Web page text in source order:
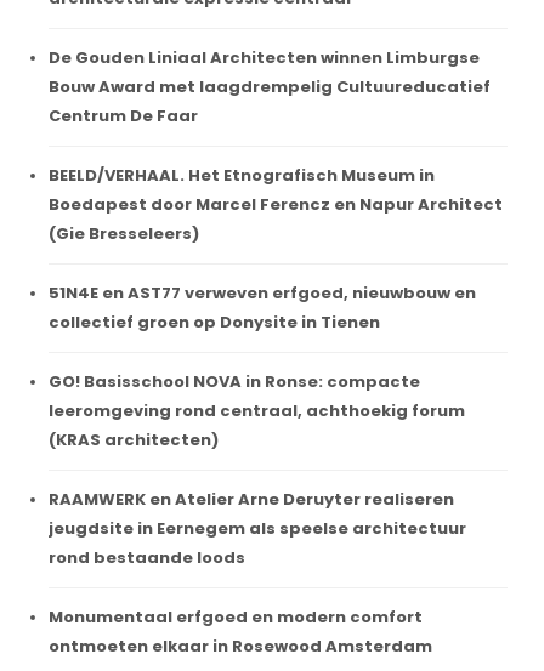
De Gouden Liniaal Architecten winnen Limburgse
Bouw Award met laagdrempelig Cultuureducatief
Centrum De Faar
BEELD/VERHAAL. Het Etnografisch Museum in
Boedapest door Marcel Ferencz en Napur Architect
(Gie Bresseleers)
51N4E en AST77 verweven erfgoed, nieuwbouw en
collectief groen op Donysite in Tienen
GO! Basisschool NOVA in Ronse: compacte
leeromgeving rond centraal, achthoekig forum
(KRAS architecten)
RAAMWERK en Atelier Arne Deruyter realiseren
jeugdsite in Eernegem als speelse architectuur
rond bestaande loods
Monumentaal erfgoed en modern comfort
ontmoeten elkaar in Rosewood Amsterdam